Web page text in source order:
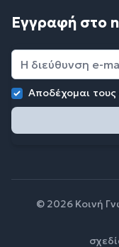
Εγγραφή στο
Αποδέχομαι τους
© 2026 Κοινή